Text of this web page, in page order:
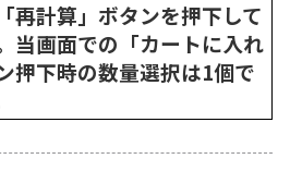
再計算」ボタンを押下して
当画面での「カートに入れ
押下時の数量選択は1個で